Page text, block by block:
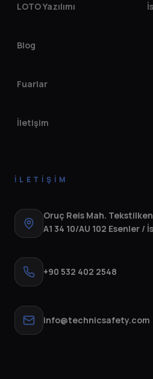
LOTO Yazılımı
Blog
Fuarlar
İletişim
İLETIŞIM
Oruç Reis Mah.
A1 34 10/AU 102 Esenler /
+90 532 402 2548
info@technicsafety.com